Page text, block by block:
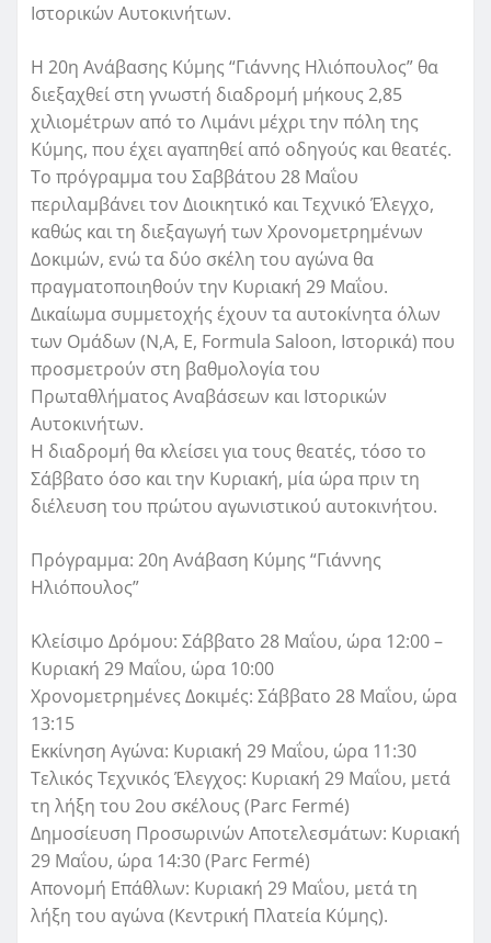
Ιστορικών Αυτοκινήτων.
Η 20η Ανάβασης Κύμης “Γιάννης Ηλιόπουλος” θα
διεξαχθεί στη γνωστή διαδρομή μήκους 2,85
χιλιομέτρων από το Λιμάνι μέχρι την πόλη της
Κύμης, που έχει αγαπηθεί από οδηγούς και θεατές.
Το πρόγραμμα του Σαββάτου 28 Μαΐου
περιλαμβάνει τον Διοικητικό και Τεχνικό Έλεγχο,
καθώς και τη διεξαγωγή των Χρονομετρημένων
Δοκιμών, ενώ τα δύο σκέλη του αγώνα θα
πραγματοποιηθούν την Κυριακή 29 Μαΐου.
Δικαίωμα συμμετοχής έχουν τα αυτοκίνητα όλων
των Ομάδων (Ν,Α, Ε, Formula Saloon, Ιστορικά) που
προσμετρούν στη βαθμολογία του
Πρωταθλήματος Αναβάσεων και Ιστορικών
Αυτοκινήτων.
Η διαδρομή θα κλείσει για τους θεατές, τόσο το
Σάββατο όσο και την Κυριακή, μία ώρα πριν τη
διέλευση του πρώτου αγωνιστικού αυτοκινήτου.
Πρόγραμμα: 20η Ανάβαση Κύμης “Γιάννης
Ηλιόπουλος”
Κλείσιμο Δρόμου: Σάββατο 28 Μαΐου, ώρα 12:00 –
Κυριακή 29 Μαΐου, ώρα 10:00
Χρονομετρημένες Δοκιμές: Σάββατο 28 Μαΐου, ώρα
13:15
Εκκίνηση Αγώνα: Κυριακή 29 Μαΐου, ώρα 11:30
Τελικός Τεχνικός Έλεγχος: Κυριακή 29 Μαΐου, μετά
τη λήξη του 2ου σκέλους (Parc Fermé)
Δημοσίευση Προσωρινών Αποτελεσμάτων: Κυριακή
29 Μαΐου, ώρα 14:30 (Parc Fermé)
Απονομή Επάθλων: Κυριακή 29 Μαΐου, μετά τη
λήξη του αγώνα (Κεντρική Πλατεία Κύμης).